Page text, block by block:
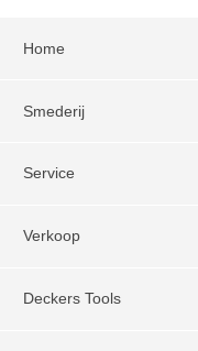
Home
Smederij
Service
Verkoop
Deckers Tools